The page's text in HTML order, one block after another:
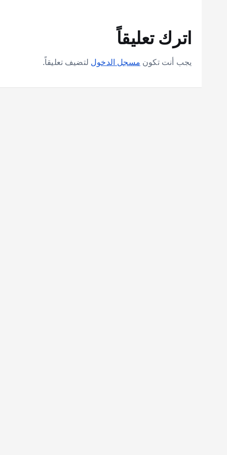
اترك تعليقاً
يجب أنت تكون مسجل الدخول لتضيف تعليقاً.